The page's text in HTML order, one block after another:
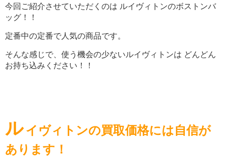
今回ご紹介させていただくのは ルイヴィトンのボストンバ
ッグ！！
定番中の定番で人気の商品です。
そんな感じで、使う機会の少ないルイヴィトンは どんどん
お持ち込みください！！
ルイヴィトンの買取価格には自信が
あります！